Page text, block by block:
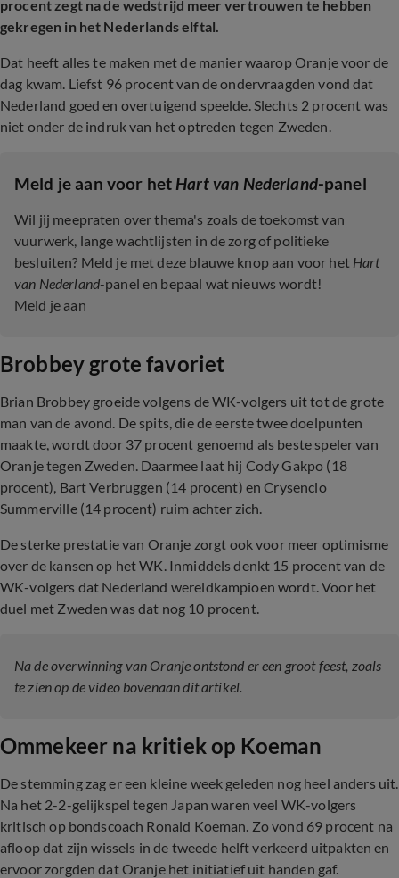
procent zegt na de wedstrijd meer vertrouwen te hebben
gekregen in het Nederlands elftal.
Dat heeft alles te maken met de manier waarop Oranje voor de
dag kwam. Liefst 96 procent van de ondervraagden vond dat
Nederland goed en overtuigend speelde. Slechts 2 procent was
niet onder de indruk van het optreden tegen Zweden.
Meld je aan voor het Hart van Nederland-panel
Wil jij meepraten over thema's zoals de toekomst van
vuurwerk, lange wachtlijsten in de zorg of politieke
besluiten? Meld je met deze blauwe knop aan voor het Hart
van Nederland-panel en bepaal wat nieuws wordt!
Meld je aan
Brobbey grote favoriet
Brian Brobbey groeide volgens de WK-volgers uit tot de grote
man van de avond. De spits, die de eerste twee doelpunten
maakte, wordt door 37 procent genoemd als beste speler van
Oranje tegen Zweden. Daarmee laat hij Cody Gakpo (18
procent), Bart Verbruggen (14 procent) en Crysencio
Summerville (14 procent) ruim achter zich.
De sterke prestatie van Oranje zorgt ook voor meer optimisme
over de kansen op het WK. Inmiddels denkt 15 procent van de
WK-volgers dat Nederland wereldkampioen wordt. Voor het
duel met Zweden was dat nog 10 procent.
Na de overwinning van Oranje ontstond er een groot feest, zoals
te zien op de video bovenaan dit artikel.
Ommekeer na kritiek op Koeman
De stemming zag er een kleine week geleden nog heel anders uit.
Na het 2-2-gelijkspel tegen Japan waren veel WK-volgers
kritisch op bondscoach Ronald Koeman. Zo vond 69 procent na
afloop dat zijn wissels in de tweede helft verkeerd uitpakten en
ervoor zorgden dat Oranje het initiatief uit handen gaf.